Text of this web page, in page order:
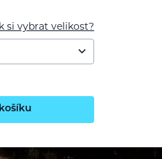
si vybrat velikost?